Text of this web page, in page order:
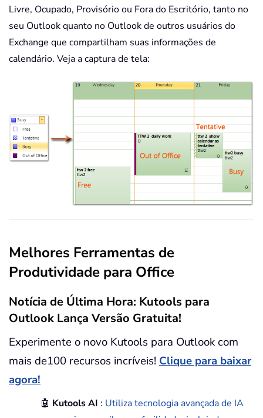
Livre, Ocupado, Provisório ou Fora do Escritório, tanto no
seu Outlook quanto no Outlook de outros usuários do
Exchange que compartilham suas informações de
calendário. Veja a captura de tela:
Melhores Ferramentas de
Produtividade para Office
Notícia de Última Hora: Kutools para
Outlook Lança Versão Gratuita!
Experimente o novo Kutools para Outlook com
mais de100 recursos incríveis! Clique para baixar
agora!
🤖 Kutools AI : Utiliza tecnologia avançada de IA